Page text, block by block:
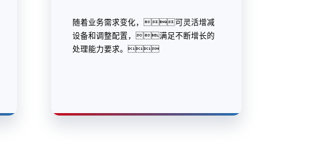
随着业务需求变化，可灵活增减
设备和调整配置，满足不断增长的
处理能力要求。